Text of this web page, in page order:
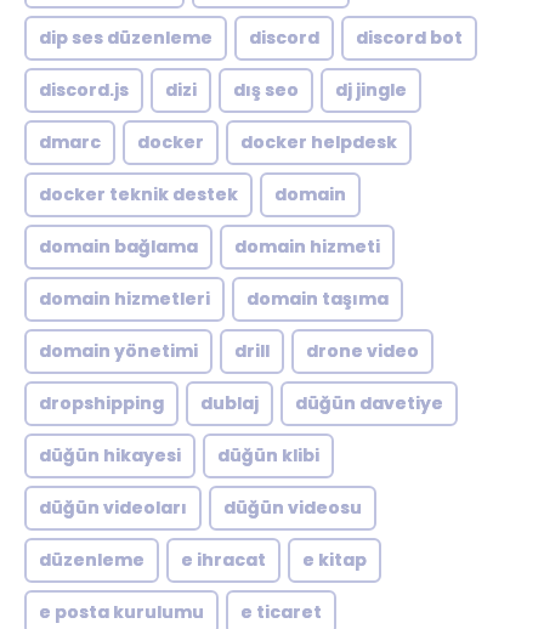
dip ses düzenleme discord discord bot
discord.js dizi dış seo dj jingle
dmarc docker docker helpdesk
docker teknik destek domain
domain bağlama domain hizmeti
domain hizmetleri domain taşıma
domain yönetimi drill drone video
dropshipping dublaj düğün davetiye
düğün hikayesi düğün klibi
düğün videoları düğün videosu
düzenleme e ihracat e kitap
e posta kurulumu e ticaret